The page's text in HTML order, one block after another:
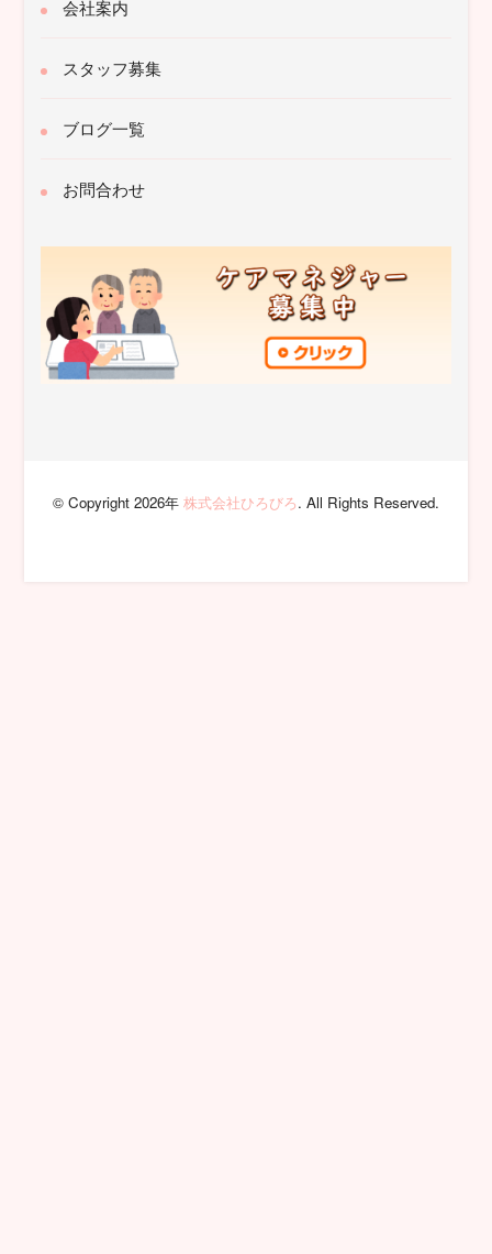
会社案内
スタッフ募集
ブログ一覧
お問合わせ
© Copyright 2026年 株式会社ひろびろ. All Rights Reserved.